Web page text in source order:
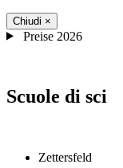
Chiudi ×
Preise 2026
Scuole di sci
Zettersfeld